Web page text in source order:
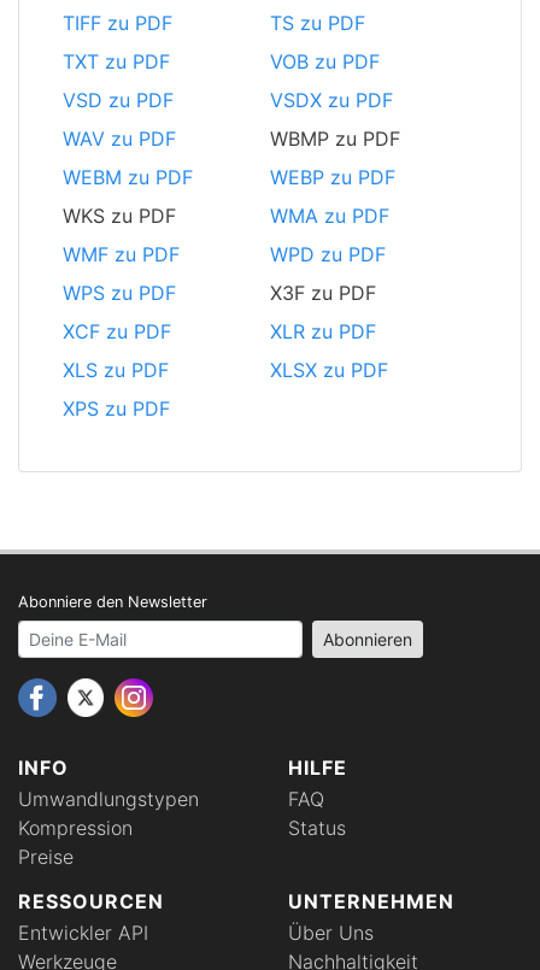
TIFF zu PDF
TS zu PDF
TXT zu PDF
VOB zu PDF
VSD zu PDF
VSDX zu PDF
WAV zu PDF
WBMP zu PDF
WEBM zu PDF
WEBP zu PDF
WKS zu PDF
WMA zu PDF
WMF zu PDF
WPD zu PDF
WPS zu PDF
X3F zu PDF
XCF zu PDF
XLR zu PDF
XLS zu PDF
XLSX zu PDF
XPS zu PDF
INFO
Umwandlungstypen
Kompression
Preise
HILFE
FAQ
Status
RESSOURCEN
Entwickler API
Werkzeuge
UNTERNEHMEN
Über Uns
Nachhaltigkeit
Abonniere den Newsletter
Your email address Abonnieren